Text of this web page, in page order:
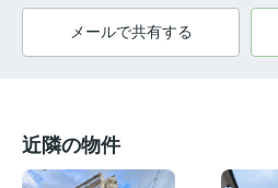
メールで共有する
近隣の物件